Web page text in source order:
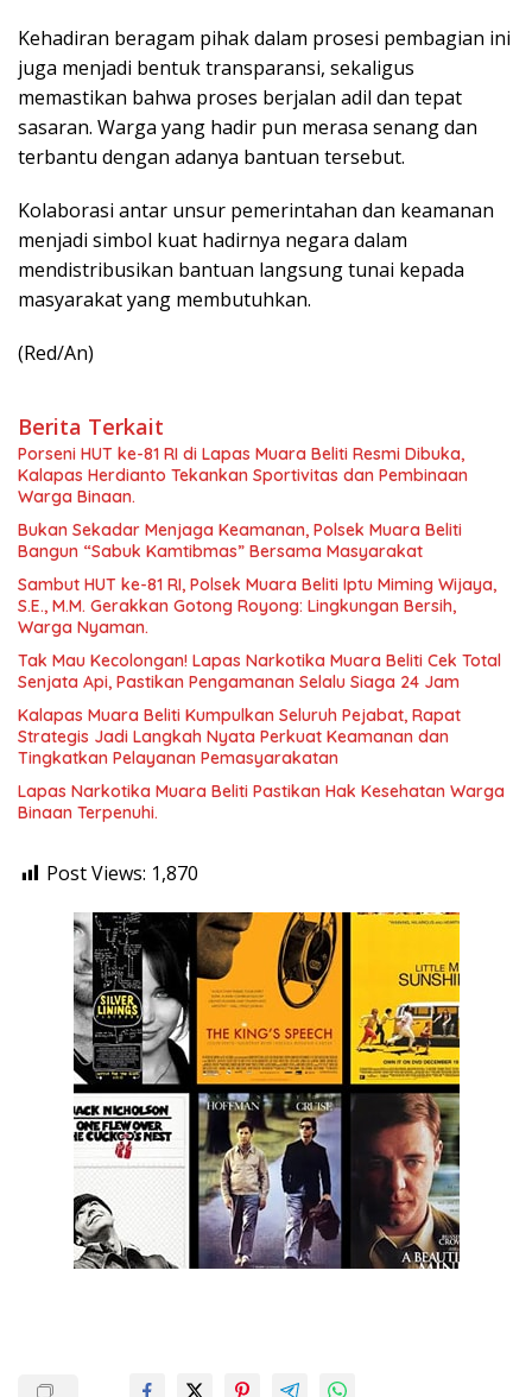
Kehadiran beragam pihak dalam prosesi pembagian ini
juga menjadi bentuk transparansi, sekaligus
memastikan bahwa proses berjalan adil dan tepat
sasaran. Warga yang hadir pun merasa senang dan
terbantu dengan adanya bantuan tersebut.
Kolaborasi antar unsur pemerintahan dan keamanan
menjadi simbol kuat hadirnya negara dalam
mendistribusikan bantuan langsung tunai kepada
masyarakat yang membutuhkan.
(Red/An)
Berita Terkait
Porseni HUT ke-81 RI di Lapas Muara Beliti Resmi Dibuka,
Kalapas Herdianto Tekankan Sportivitas dan Pembinaan
Warga Binaan.
Bukan Sekadar Menjaga Keamanan, Polsek Muara Beliti
Bangun “Sabuk Kamtibmas” Bersama Masyarakat
Sambut HUT ke-81 RI, Polsek Muara Beliti Iptu Miming Wijaya,
S.E., M.M. Gerakkan Gotong Royong: Lingkungan Bersih,
Warga Nyaman.
Tak Mau Kecolongan! Lapas Narkotika Muara Beliti Cek Total
Senjata Api, Pastikan Pengamanan Selalu Siaga 24 Jam
Kalapas Muara Beliti Kumpulkan Seluruh Pejabat, Rapat
Strategis Jadi Langkah Nyata Perkuat Keamanan dan
Tingkatkan Pelayanan Pemasyarakatan
Lapas Narkotika Muara Beliti Pastikan Hak Kesehatan Warga
Binaan Terpenuhi.
Post Views: 1,870